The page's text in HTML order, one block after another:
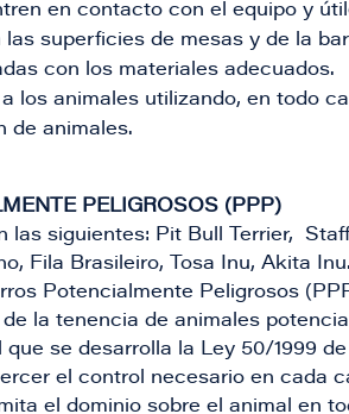
en contacto con el equipo y
superficies de mesas y de la
con los materiales adecuados.
los animales utilizando, en todo
de animales.
PELIGROSOS (PPP)
las siguientes:​ Pit Bull Terrier,
Fila Brasileiro, Tosa Inu, Akita Inu.
Potencialmente Peligrosos
la tenencia de animales
que se desarrolla la Ley 50/1999
el control necesario en cada
el dominio sobre el animal en